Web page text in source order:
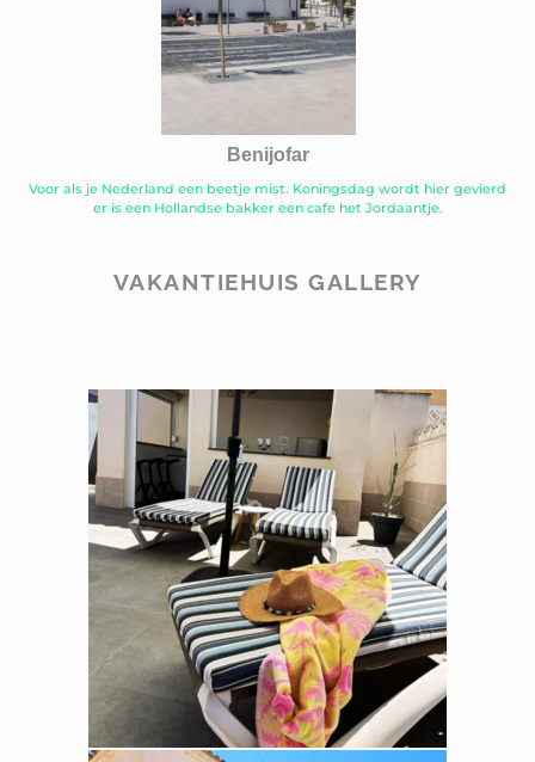
Benijofar
Voor als je Nederland een beetje mist. Koningsdag wordt hier gevierd
er is een Hollandse bakker een cafe het Jordaantje.
VAKANTIEHUIS GALLERY